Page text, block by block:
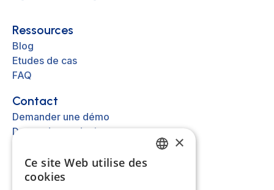
Ressources
Blog
Etudes de cas
FAQ
Contact
Demander une démo
Demander un devis
Autre
×
Ce site Web utilise des
cookies